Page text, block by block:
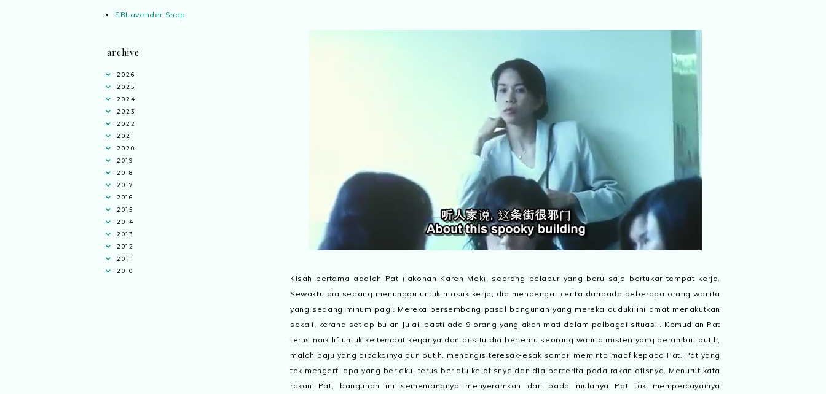
Kisah pertama adalah Pat (lakonan Karen Mok), seorang pelabur yang baru saja bertukar tempat kerja.
Sewaktu dia sedang menunggu untuk masuk kerja, dia mendengar cerita daripada beberapa orang wanita
yang sedang minum pagi. Mereka bersembang pasal bangunan yang mereka duduki ini amat menakutkan
sekali, kerana setiap bulan Julai, pasti ada 9 orang yang akan mati dalam pelbagai situasi.. Kemudian Pat
terus naik lif untuk ke tempat kerjanya dan di situ dia bertemu seorang wanita misteri yang berambut putih,
malah baju yang dipakainya pun putih, menangis teresak-esak sambil meminta maaf kepada Pat. Pat yang
tak mengerti apa yang berlaku, terus berlalu ke ofisnya dan dia bercerita pada rakan ofisnya. Menurut kata
rakan Pat, bangunan ini sememangnya menyeramkan dan pada mulanya Pat tak mempercayainya
SRLavender Shop
archive
2026
2025
2024
2023
2022
2021
2020
2019
2018
2017
2016
2015
2014
2013
2012
2011
2010